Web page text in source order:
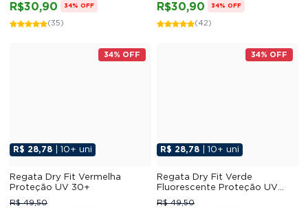
R$30,90 34% OFF
(35)
R$30,90 34% OFF
(42)
34% OFF
R$ 28,78 | 10+ uni
Regata Dry Fit Vermelha
Proteção UV 30+
R$ 49,50
34% OFF
R$ 28,78 | 10+ uni
Regata Dry Fit Verde
Fluorescente Proteção UV
30+
R$ 49,50